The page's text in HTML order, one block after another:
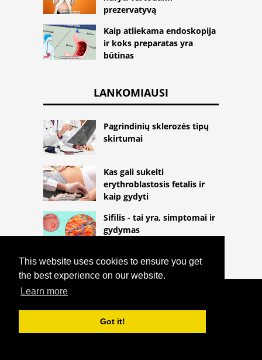
This website uses cookies to ensure you get
the best experience on our website.
Learn more
Got it!
prezervatyvą
Kaip atliekama endoskopija
ir koks preparatas yra
būtinas
LANKOMIAUSI
Pagrindinių sklerozės tipų
skirtumai
Kas gali sukelti
erythroblastosis fetalis ir
kaip gydyti
Sifilis - tai yra, simptomai ir
gydymas
HTTPS://THELIGHTLIFEBLOG.COM
PRADŽIA GYDYMAS PAŠALINTI RIEBALŲ